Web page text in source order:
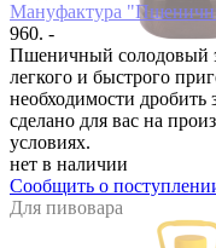
Мануфактура
960. -
Пшеничный солодовый
легкого и быстрого
необходимости дробить
сделано для вас на
условиях.
нет в наличии
Сообщить о
Для пивовара